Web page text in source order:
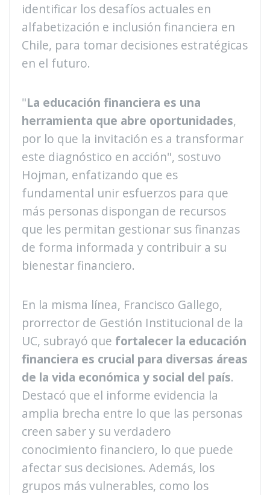
identificar los desafíos actuales en
alfabetización e inclusión financiera en
Chile, para tomar decisiones estratégicas
en el futuro.
"La educación financiera es una
herramienta que abre oportunidades,
por lo que la invitación es a transformar
este diagnóstico en acción", sostuvo
Hojman, enfatizando que es
fundamental unir esfuerzos para que
más personas dispongan de recursos
que les permitan gestionar sus finanzas
de forma informada y contribuir a su
bienestar financiero.
En la misma línea, Francisco Gallego,
prorrector de Gestión Institucional de la
UC, subrayó que fortalecer la educación
financiera es crucial para diversas áreas
de la vida económica y social del país.
Destacó que el informe evidencia la
amplia brecha entre lo que las personas
creen saber y su verdadero
conocimiento financiero, lo que puede
afectar sus decisiones. Además, los
grupos más vulnerables, como los